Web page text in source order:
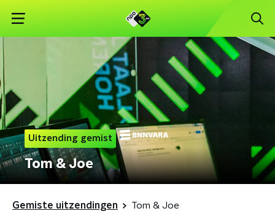
Uitzending gemist
Tom & Joe
Gemiste uitzendingen Tom & Joe